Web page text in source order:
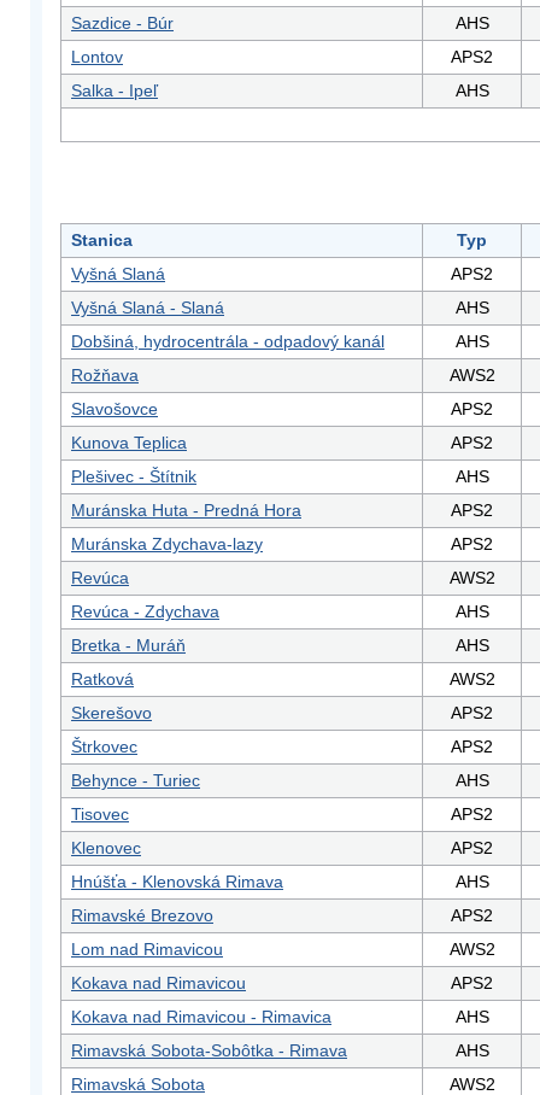
Sazdice - Búr
AHS
Lontov
APS2
Salka - Ipeľ
AHS
Stanica
Typ
Vyšná Slaná
APS2
Vyšná Slaná - Slaná
AHS
Dobšiná, hydrocentrála - odpadový kanál
AHS
Rožňava
AWS2
Slavošovce
APS2
Kunova Teplica
APS2
Plešivec - Štítnik
AHS
Muránska Huta - Predná Hora
APS2
Muránska Zdychava-lazy
APS2
Revúca
AWS2
Revúca - Zdychava
AHS
Bretka - Muráň
AHS
Ratková
AWS2
Skerešovo
APS2
Štrkovec
APS2
Behynce - Turiec
AHS
Tisovec
APS2
Klenovec
APS2
Hnúšťa - Klenovská Rimava
AHS
Rimavské Brezovo
APS2
Lom nad Rimavicou
AWS2
Kokava nad Rimavicou
APS2
Kokava nad Rimavicou - Rimavica
AHS
Rimavská Sobota-Sobôtka - Rimava
AHS
Rimavská Sobota
AWS2